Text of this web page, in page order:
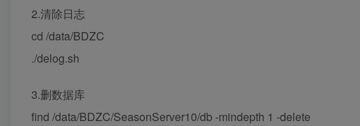
2.清除日志
cd /data/BDZC
./delog.sh
3.删数据库
find /data/BDZC/SeasonServer10/db -mindepth 1 -delete